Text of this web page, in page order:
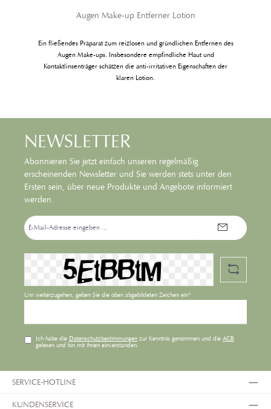
Augen Make-up Entferner Lotion
Ein fließendes Präparat zum reizlosen und gründlichen Entfernen des
Augen Make-ups. Insbesondere empfindliche Haut und
Kontaktlinsenträger schätzen die anti-irritativen Eigenschaften der
klaren Lotion.
NEWSLETTER
Abonnieren Sie jetzt einfach unseren regelmäßig
erscheinenden Newsletter und Sie werden stets unter den
Ersten sein, über neue Produkte und Angebote informiert
werden.
E-
Mail-
Adresse*
Um weiterzugehen, geben Sie die oben abgebildeten Zeichen ein*
Ich habe die Datenschutzbestimmungenzur Kenntnis genommen und die AGB
gelesen und bin mit ihnen einverstanden.
SERVICE-HOTLINE
KUNDENSERVICE